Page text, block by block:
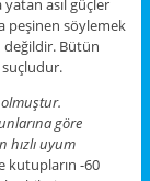
asıl güçler
peşinen söylemek
Bütün
göre
hızlı uyum
kutupların -60